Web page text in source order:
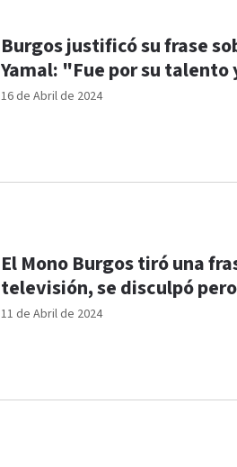
16 de Abril de 2024
Burgos justificó su frase
Yamal: "Fue por su
11 de Abril de 2024
El Mono Burgos tiró una
televisión, se disculpó